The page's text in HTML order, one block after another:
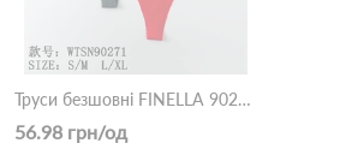
Труси безшовні FINELLA 90271 4С Різні кольори
56.98 грн/од